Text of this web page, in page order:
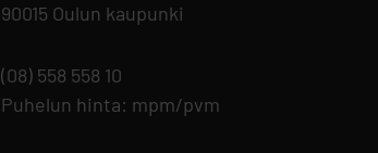
90015 Oulun kaupunki
(08) 558 558 10
Puhelun hinta: mpm/pvm